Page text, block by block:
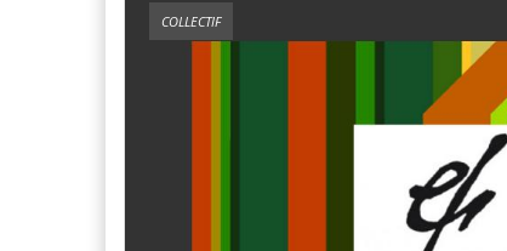
COLLECTIF